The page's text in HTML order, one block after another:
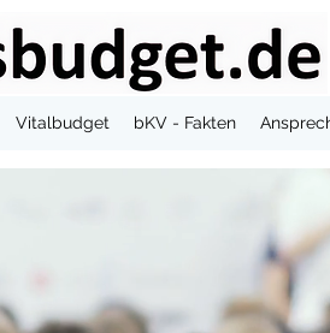
Vitalbudget bKV - Fakten